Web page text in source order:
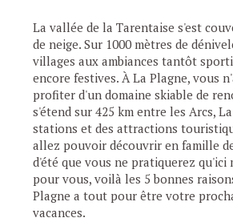
La vallée de la Tarentaise s'est
de neige. Sur 1000 mètres de
villages aux ambiances tantôt
encore festives. À La Plagne, vous
profiter d'un domaine skiable de
s'étend sur 425 km entre les Arcs,
stations et des attractions
allez pouvoir découvrir en famille
d'été que vous ne pratiquerez qu'ici
pour vous, voilà les 5 bonnes
Plagne a tout pour être votre
vacances.